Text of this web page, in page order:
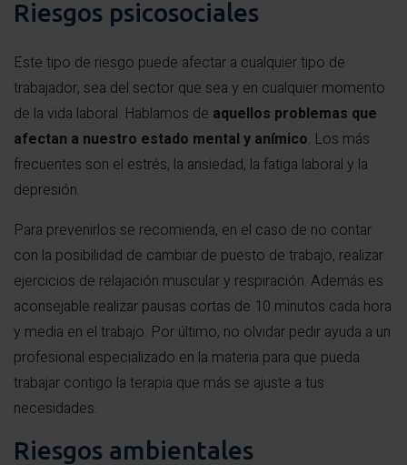
Riesgos psicosociales
Este tipo de riesgo puede afectar a cualquier tipo de
trabajador, sea del sector que sea y en cualquier momento
de la vida laboral. Hablamos de aquellos problemas que
afectan a nuestro estado mental y anímico. Los más
frecuentes son el estrés, la ansiedad, la fatiga laboral y la
depresión.
Para prevenirlos se recomienda, en el caso de no contar
con la posibilidad de cambiar de puesto de trabajo, realizar
ejercicios de relajación muscular y respiración. Además es
aconsejable realizar pausas cortas de 10 minutos cada hora
y media en el trabajo. Por último, no olvidar pedir ayuda a un
profesional especializado en la materia para que pueda
trabajar contigo la terapia que más se ajuste a tus
necesidades.
Riesgos ambientales